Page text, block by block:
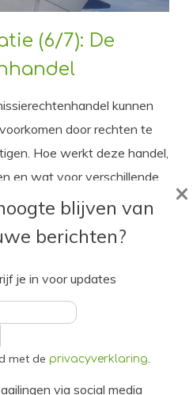
(6/7): De
kunnen
voorkomen door rechten te
Hoe werkt deze handel,
en wat voor verschillende
blijven van
berichten?
je in voor updates
met de privacyverklaring.
via social media
×